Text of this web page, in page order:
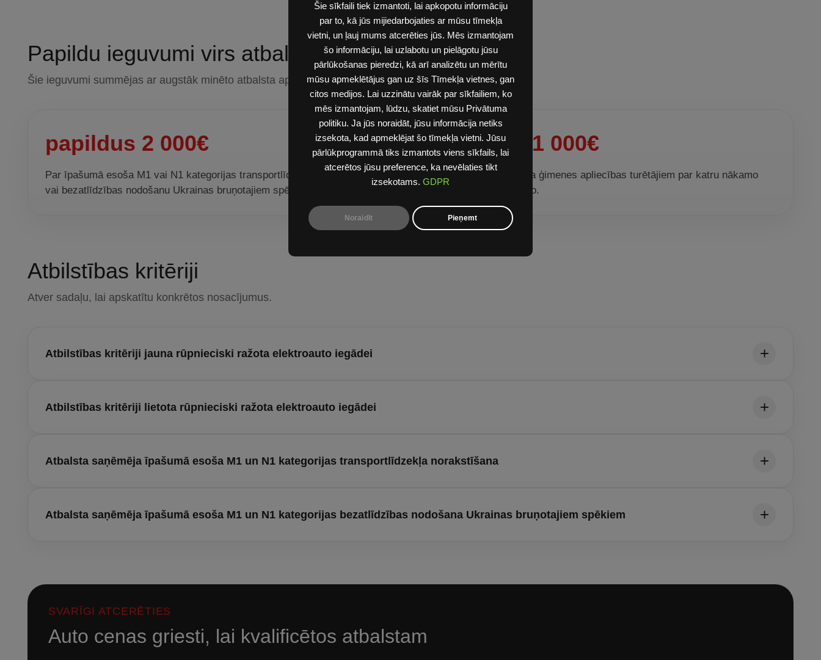
Šie sīkfaili tiek izmantoti, lai apkopotu informāciju
par to, kā jūs mijiedarbojaties ar mūsu tīmekļa
vietni, un ļauj mums atcerēties jūs. Mēs izmantojam
šo informāciju, lai uzlabotu un pielāgotu jūsu
pārlūkošanas pieredzi, kā arī analizētu un mērītu
mūsu apmeklētājus gan uz šīs Tīmekļa vietnes, gan
citos medijos. Lai uzzinātu vairāk par sīkfailiem, ko
mēs izmantojam, lūdzu, skatiet mūsu Privātuma
politiku. Ja jūs noraidāt, jūsu informācija netiks
izsekota, kad apmeklējat šo tīmekļa vietni. Jūsu
pārlūkprogrammā tiks izmantots viens sīkfails, lai
atcerētos jūsu preference, ka nevēlaties tikt
izsekotams. GDPR
Noraidīt Pieņemt
Papildu ieguvumi virs atbalsta
Šie ieguvumi summējas ar augstāk minēto atbalsta apmēru.
papildus 2 000€
Par īpašumā esoša M1 vai N1 kategorijas transportlīdzekļa norakstīšanu
vai bezatlīdzības nodošanu Ukrainas bruņotajiem spēkiem.
papildus 1 000€
Papildu atbalsts Goda ģimenes apliecības turētājiem par katru nākamo
bērnu sākot ar ceturto.
Atbilstības kritēriji
Atver sadaļu, lai apskatītu konkrētos nosacījumus.
Atbilstības kritēriji jauna rūpnieciski ražota elektroauto iegādei
Atbilstības kritēriji lietota rūpnieciski ražota elektroauto iegādei
Atbalsta saņēmēja īpašumā esoša M1 un N1 kategorijas transportlīdzekļa norakstīšana
Atbalsta saņēmēja īpašumā esoša M1 un N1 kategorijas bezatlīdzības nodošana Ukrainas bruņotajiem spēkiem
SVARĪGI ATCERĒTIES
Auto cenas griesti, lai kvalificētos atbalstam